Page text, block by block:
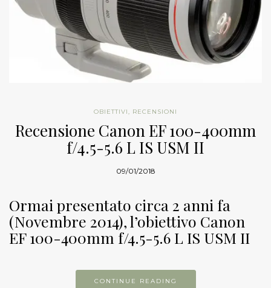
OBIETTIVI RECENSIONI
Recensione Canon EF 100-400mm
f/4.5-5.6 L IS USM II
09/01/2018
Ormai presentato circa 2 anni fa
(Novembre 2014), l’obiettivo Canon
EF 100-400mm f/4.5-5.6 L IS USM II
CONTINUE READING